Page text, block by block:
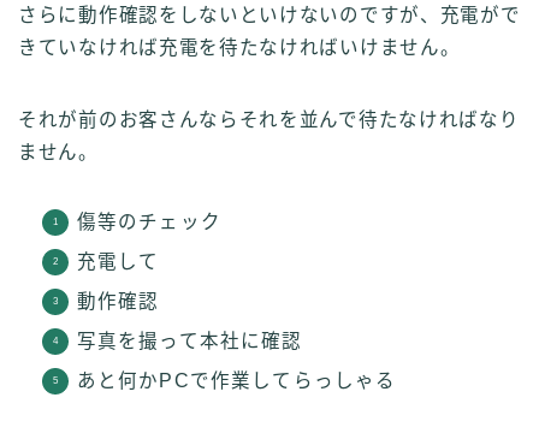
さらに動作確認をしないといけないのですが、充電がで
きていなければ充電を待たなければいけません。
それが前のお客さんならそれを並んで待たなければなり
ません。
傷等のチェック
充電して
動作確認
写真を撮って本社に確認
あと何かPCで作業してらっしゃる